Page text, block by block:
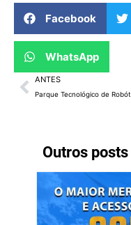
Outros posts
Facebook
WhatsApp
ANTES